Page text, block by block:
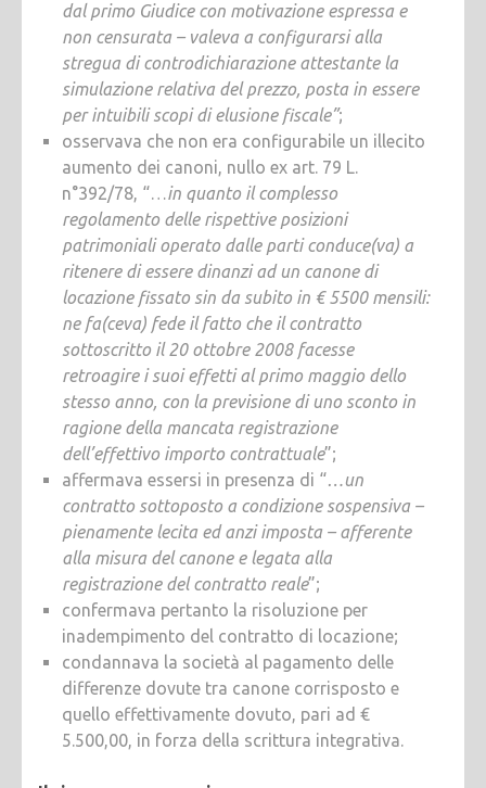
dal primo Giudice con motivazione espressa e
non censurata – valeva a configurarsi alla
stregua di controdichiarazione attestante la
simulazione relativa del prezzo, posta in essere
per intuibili scopi di elusione fiscale”;
osservava che non era configurabile un illecito
aumento dei canoni, nullo ex art. 79 L.
n°392/78, “…in quanto il complesso
regolamento delle rispettive posizioni
patrimoniali operato dalle parti conduce(va) a
ritenere di essere dinanzi ad un canone di
locazione fissato sin da subito in € 5500 mensili:
ne fa(ceva) fede il fatto che il contratto
sottoscritto il 20 ottobre 2008 facesse
retroagire i suoi effetti al primo maggio dello
stesso anno, con la previsione di uno sconto in
ragione della mancata registrazione
dell’effettivo importo contrattuale”;
affermava essersi in presenza di “…un
contratto sottoposto a condizione sospensiva –
pienamente lecita ed anzi imposta – afferente
alla misura del canone e legata alla
registrazione del contratto reale”;
confermava pertanto la risoluzione per
inadempimento del contratto di locazione;
condannava la società al pagamento delle
differenze dovute tra canone corrisposto e
quello effettivamente dovuto, pari ad €
5.500,00, in forza della scrittura integrativa.